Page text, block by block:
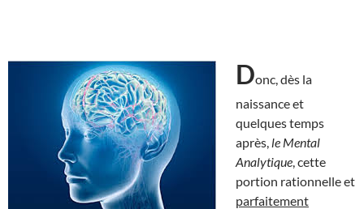
Donc, dès la
naissance et
quelques temps
après, le Mental
Analytique , cette
portion rationnelle et
parfaitement